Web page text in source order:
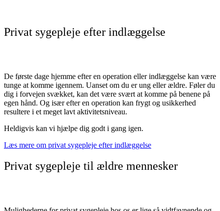
Privat sygepleje efter indlæggelse
De første dage hjemme efter en operation eller indlæggelse kan være
tunge at komme igennem. Uanset om du er ung eller ældre. Føler du
dig i forvejen svækket, kan det være svært at komme på benene på
egen hånd. Og især efter en operation kan frygt og usikkerhed
resultere i et meget lavt aktivitetsniveau.
Heldigvis kan vi hjælpe dig godt i gang igen.
Læs mere om privat sygepleje efter indlæggelse
Privat sygepleje til ældre mennesker